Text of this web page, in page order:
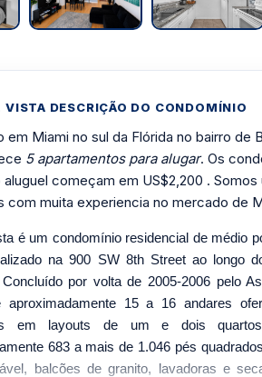
VISTA DESCRIÇÃO DO CONDOMÍNIO
em Miami no sul da Flórida no bairro de
5 apartamentos para alugar. Os
começam em US$2,200 .
com muita experiencia no mercado de
é um condomínio residencial de médio
na 900 SW 8th Street ao longo
por volta de 2005-2006 pelo
aproximadamente 15 a 16 andares
em layouts de um e dois
683 a mais de 1.046 pés
balcões de granito, lavadoras e